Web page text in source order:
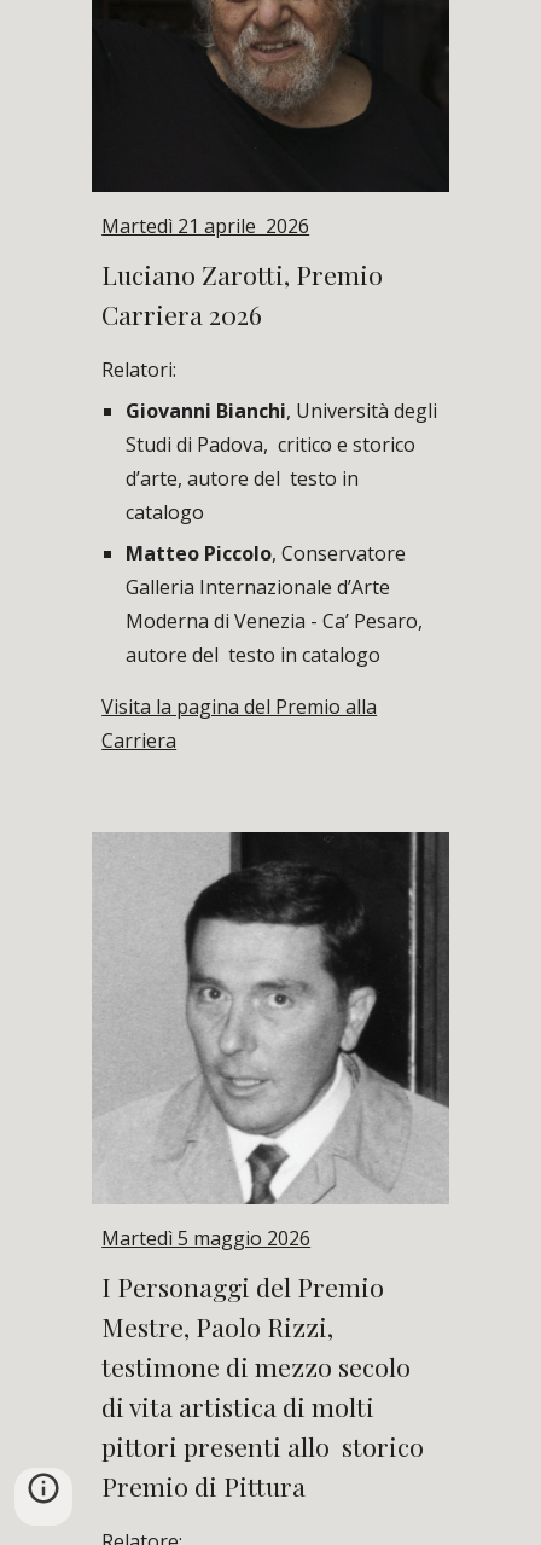
Martedì 21 aprile 2026
Luciano Zarotti, Premio
Carriera 2026
Relatori:
Giovanni Bianchi, Università degli
Studi di Padova,critico estorico
d’arte, autore del testo in
catalogo
Matteo Piccolo, Conservatore
Galleria Internazionale d’Arte
Moderna di Venezia - Ca’ Pesaro,
autore del testo in catalogo
Visita la pagina del Premio alla
Carriera
Martedì 5 maggio 2026
I Personaggi del Premio
Mestre, Paolo Rizzi,
testimone di mezzo secolo
di vita artistica di molti
pittori presenti allo storico
Premio di Pittura